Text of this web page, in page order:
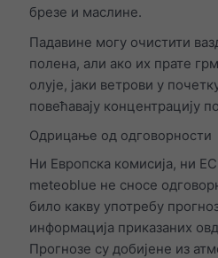
брезе и маслине.
Падавине могу очистити
полена, али ако их прате
олује, јаки ветрови у
повећавају концентрацију
Одрицање од одговорности
Ни Европска комисија, ни
meteoblue не сносе
било какву употребу
информација приказаних
Прогнозе су добијене из